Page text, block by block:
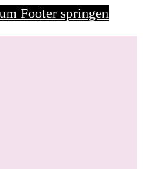
Footer springen